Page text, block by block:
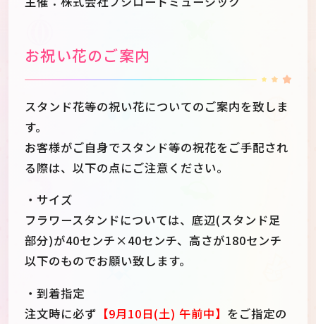
お祝い花のご案内
スタンド花等の祝い花についてのご案内を致しま
す。
お客様がご自身でスタンド等の祝花をご手配され
る際は、以下の点にご注意ください。
・サイズ
フラワースタンドについては、底辺(スタンド足
部分)が40センチ×40センチ、高さが180センチ
以下のものでお願い致します。
・到着指定
注文時に必ず 【9月10日(土) 午前中】 をご指定の